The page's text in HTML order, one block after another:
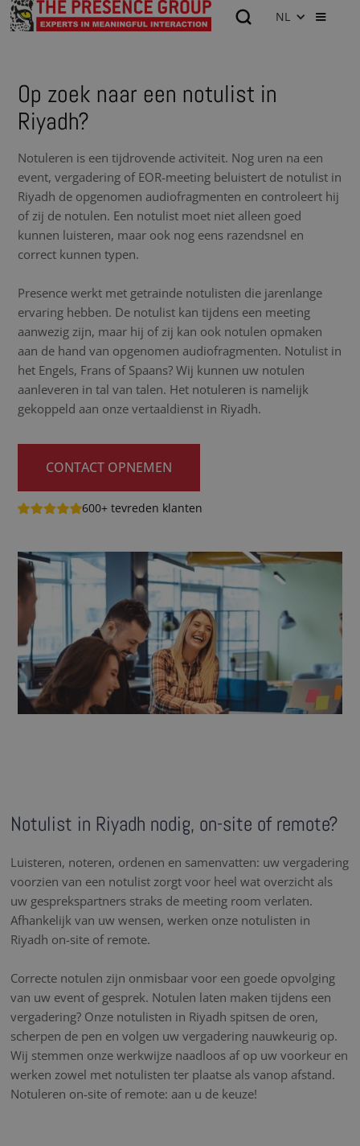
NL
Op zoek naar een notulist in
Riyadh?
Notuleren is een tijdrovende activiteit. Nog uren na een
event, vergadering of EOR-meeting beluistert de notulist in
Riyadh de opgenomen audiofragmenten en controleert hij
of zij de notulen. Een notulist moet niet alleen goed
kunnen luisteren, maar ook nog eens razendsnel en
correct kunnen typen.
Presence werkt met getrainde notulisten die jarenlange
ervaring hebben. De notulist kan tijdens een meeting
aanwezig zijn, maar hij of zij kan ook notulen opmaken
aan de hand van opgenomen audiofragmenten. Notulist in
het Engels, Frans of Spaans? Wij kunnen uw notulen
aanleveren in tal van talen. Het notuleren is namelijk
gekoppeld aan onze vertaaldienst in Riyadh.
CONTACT OPNEMEN
600+ tevreden klanten
Notulist in Riyadh nodig, on-site of remote?
Luisteren, noteren, ordenen en samenvatten: uw vergadering
voorzien van een notulist zorgt voor heel wat overzicht als
uw gesprekspartners straks de meeting room verlaten.
Afhankelijk van uw wensen, werken onze notulisten in
Riyadh on-site of remote.
Correcte notulen zijn onmisbaar voor een goede opvolging
van uw event of gesprek. Notulen laten maken tijdens een
vergadering? Onze notulisten in Riyadh spitsen de oren,
scherpen de pen en volgen uw vergadering nauwkeurig op.
Wij stemmen onze werkwijze naadloos af op uw voorkeur en
werken zowel met notulisten ter plaatse als vanop afstand.
Notuleren on-site of remote: aan u de keuze!